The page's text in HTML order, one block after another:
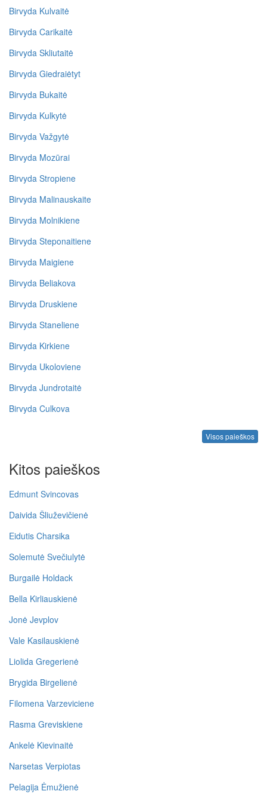
Birvyda Kulvaitė
Birvyda Carikaitė
Birvyda Skliutaitė
Birvyda Giedraiėtyt
Birvyda Bukaitė
Birvyda Kulkytė
Birvyda Važgytė
Birvyda Mozūrai
Birvyda Stropiene
Birvyda Malinauskaite
Birvyda Molnikiene
Birvyda Steponaitiene
Birvyda Maigiene
Birvyda Beliakova
Birvyda Druskiene
Birvyda Staneliene
Birvyda Kirkiene
Birvyda Ukoloviene
Birvyda Jundrotaitė
Birvyda Culkova
Visos paieškos
Kitos paieškos
Edmunt Svincovas
Daivida Šliuževičienė
Eidutis Charsika
Solemutė Svečiulytė
Burgailė Holdack
Bella Kirliauskienė
Jonė Jevplov
Vale Kasilauskienė
Liolida Gregerienė
Brygida Birgelienė
Filomena Varzeviciene
Rasma Greviskiene
Ankelė Kievinaitė
Narsetas Verpiotas
Pelagija Ėmužienė